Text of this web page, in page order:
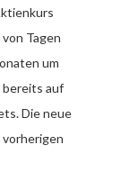
Tagen
um
bereits auf
Die neue